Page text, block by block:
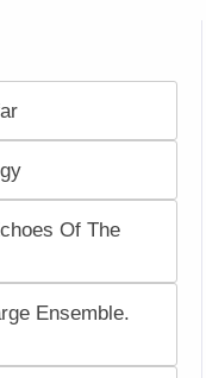
Of The
Ensemble.